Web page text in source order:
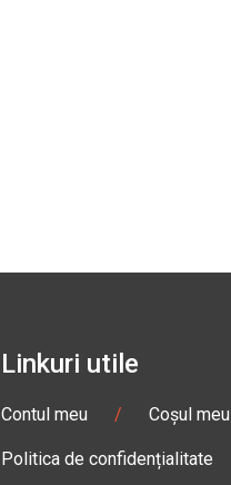
Linkuri utile
Contul meu / Coșul meu
Politica de confidențialitate